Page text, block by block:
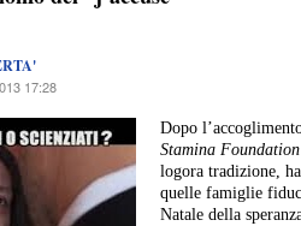
17:28
Dopo
Stamina
logora tradizione,
quelle famiglie
Natale della